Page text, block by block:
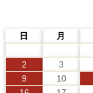
日
月
2
3
9
10